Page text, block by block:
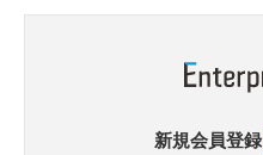
新規会員登録